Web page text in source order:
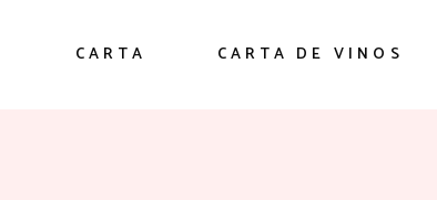
CARTA CARTA DE VINOS